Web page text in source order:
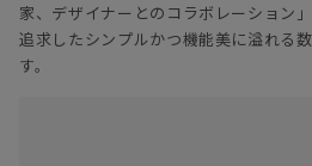
家、デザイナーとのコラボレーション
追求したシンプルかつ機能美に溢れる
す。